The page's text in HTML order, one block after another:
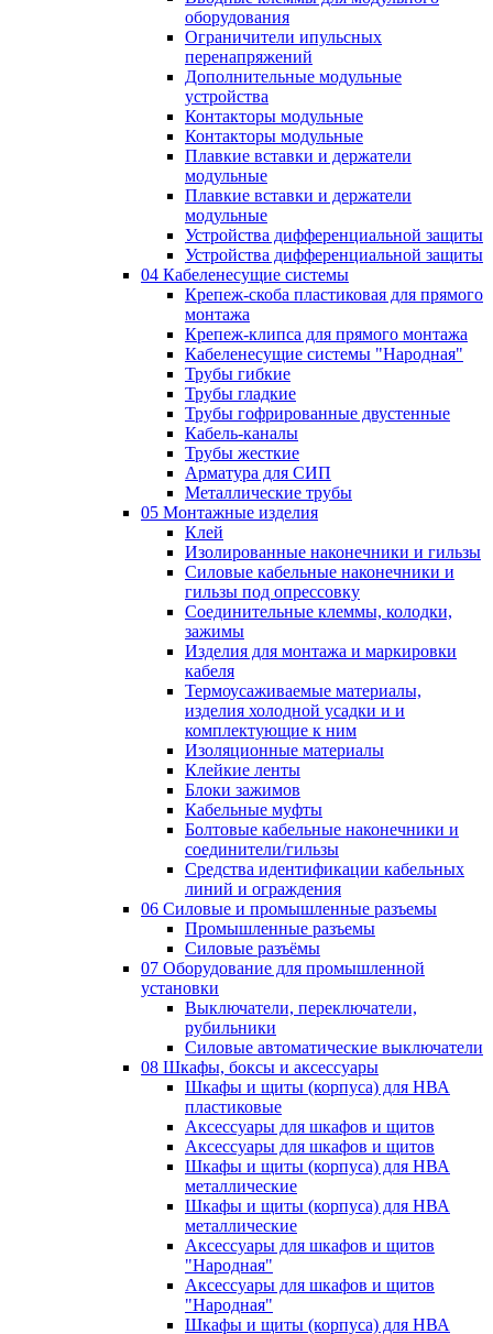
оборудования
Ограничители ипульсных
перенапряжений
Дополнительные модульные
устройства
Контакторы модульные
Контакторы модульные
Плавкие вставки и держатели
модульные
Плавкие вставки и держатели
модульные
Устройства дифференциальной защиты
Устройства дифференциальной защиты
04 Кабеленесущие системы
Крепеж-скоба пластиковая для прямого
монтажа
Крепеж-клипса для прямого монтажа
Кабеленесущие системы "Народная"
Трубы гибкие
Трубы гладкие
Трубы гофрированные двустенные
Кабель-каналы
Трубы жесткие
Арматура для СИП
Металлические трубы
05 Монтажные изделия
Клей
Изолированные наконечники и гильзы
Силовые кабельные наконечники и
гильзы под опрессовку
Соединительные клеммы, колодки,
зажимы
Изделия для монтажа и маркировки
кабеля
Термоусаживаемые материалы,
изделия холодной усадки и и
комплектующие к ним
Изоляционные материалы
Клейкие ленты
Блоки зажимов
Кабельные муфты
Болтовые кабельные наконечники и
соединители/гильзы
Средства идентификации кабельных
линий и ограждения
06 Силовые и промышленные разъемы
Промышленные разъемы
Силовые разъёмы
07 Оборудование для промышленной
установки
Выключатели, переключатели,
рубильники
Силовые автоматические выключатели
08 Шкафы, боксы и аксессуары
Шкафы и щиты (корпуса) для НВА
пластиковые
Аксессуары для шкафов и щитов
Аксессуары для шкафов и щитов
Шкафы и щиты (корпуса) для НВА
металлические
Шкафы и щиты (корпуса) для НВА
металлические
Аксессуары для шкафов и щитов
"Народная"
Аксессуары для шкафов и щитов
"Народная"
Шкафы и щиты (корпуса) для НВА